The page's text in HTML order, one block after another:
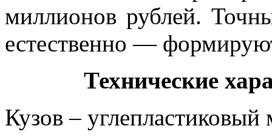
миллионов рублей.
естественно —
Технические
Кузов – углепластиковый